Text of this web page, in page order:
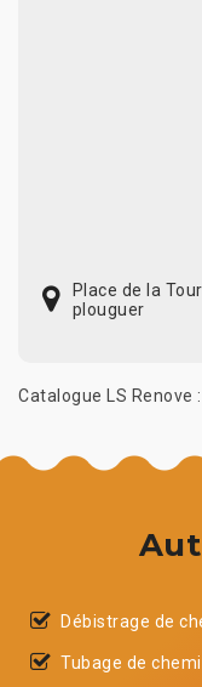
Place de la
plouguer
Catalogue LS Renove :
Débistrage de
Tubage de